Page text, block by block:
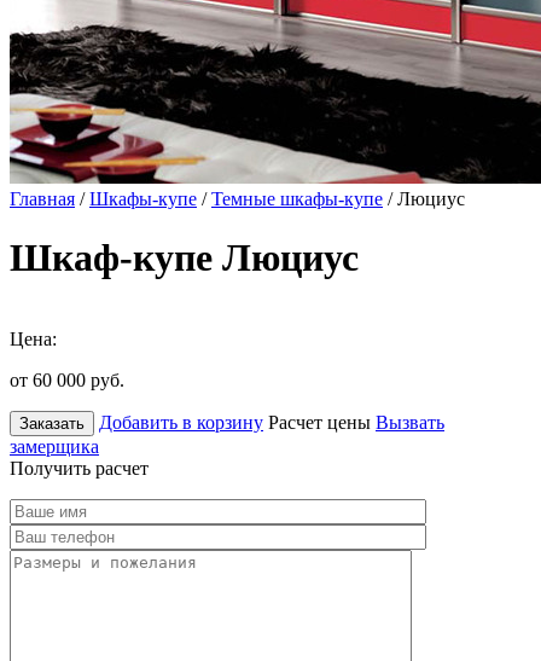
Главная /Шкафы-купе /Темные шкафы-купе / Люциус
Шкаф-купе Люциус
Цена:
от 60 000 руб.
Заказать Добавить в корзину Расчет цены Вызвать
замерщика
Получить расчет